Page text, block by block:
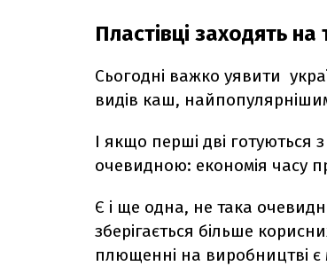
Пластівці заходять
Сьогодні важко уявити
видів каш,
І якщо перші дві готуються
очевидною: економія часу
Є і ще одна, не така
зберігається більше
плющенні на виробництві